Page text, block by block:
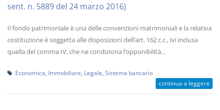
sent. n. 5889 del 24 marzo 2016)
Il fondo patrimoniale è una delle convenzioni matrimoniali e la relativa
costituzione è soggetta alle disposizioni dell’art. 162 c.c., ivi inclusa
quella del comma IV, che ne condiziona l’opponibilità...
Economica Immobiliare Legale Sistema bancario
continua a leggere